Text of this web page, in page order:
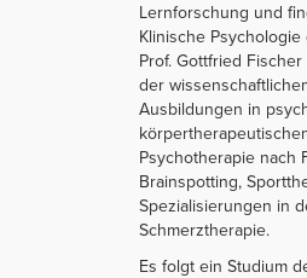
Lernforschung und
Klinische
Prof. Gottfried
der
Ausbildungen in
Psychotherapie nach
Brainspotting,
Spezialisierungen in
Schmerztherapie.
Es folgt ein Studium